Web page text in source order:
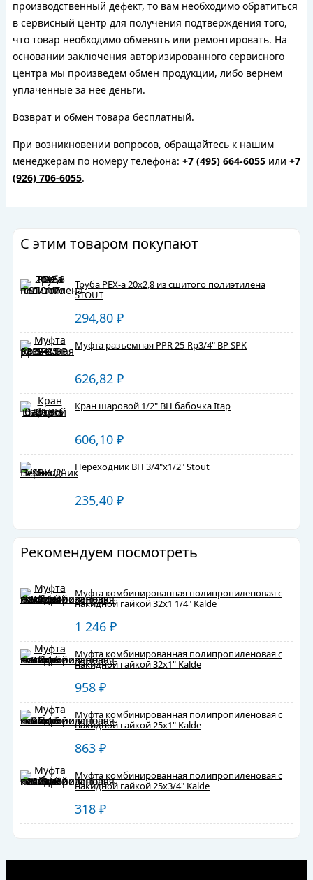
производственный дефект, то вам необходимо обратиться
в сервисный центр для получения подтверждения того,
что товар необходимо обменять или ремонтировать. На
основании заключения авторизированного сервисного
центра мы произведем обмен продукции, либо вернем
уплаченные за нее деньги.
Возврат и обмен товара бесплатный.
При возникновении вопросов, обращайтесь к нашим
менеджерам по номеру телефона: +7 (495) 664-6055 или +7
(926) 706-6055.
С этим товаром покупают
Труба PEX-a 20х2,8 из сшитого полиэтилена
STOUT
294,80 ₽
Муфта разъемная PPR 25-Rp3/4" ВР SPK
626,82 ₽
Кран шаровой 1/2" ВН бабочка Itap
606,10 ₽
Переходник ВН 3/4"х1/2" Stout
235,40 ₽
Рекомендуем посмотреть
Муфта комбинированная полипропиленовая с
накидной гайкой 32х1 1/4" Kalde
1 246 ₽
Муфта комбинированная полипропиленовая с
накидной гайкой 32х1" Kalde
958 ₽
Муфта комбинированная полипропиленовая с
накидной гайкой 25х1" Kalde
863 ₽
Муфта комбинированная полипропиленовая с
накидной гайкой 25х3/4" Kalde
318 ₽